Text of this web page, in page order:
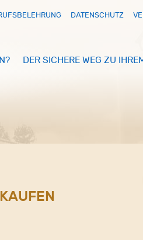
DATENSCHUTZ
DER SICHERE WEG ZU